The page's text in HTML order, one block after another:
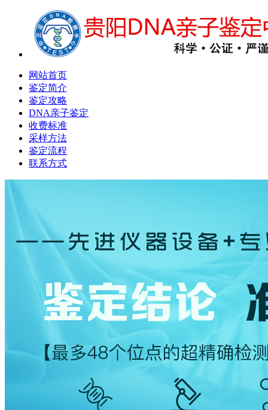
网站首页
鉴定简介
鉴定攻略
DNA亲子鉴定
收费标准
采样方法
鉴定流程
联系方式